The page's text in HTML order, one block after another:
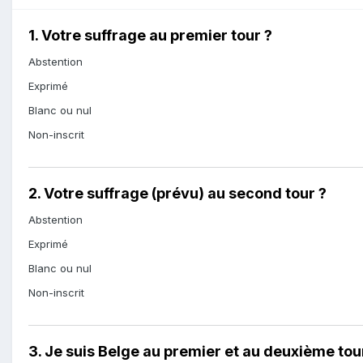
1. Votre suffrage au premier tour ?
Abstention
Exprimé
Blanc ou nul
Non-inscrit
2. Votre suffrage (prévu) au second tour ?
Abstention
Exprimé
Blanc ou nul
Non-inscrit
3. Je suis Belge au premier et au deuxième